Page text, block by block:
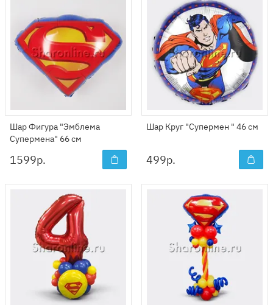
Шар Фигура "Эмблема
Супермена" 66 см
1599р.
Шар Круг "Супермен " 46 см
499р.